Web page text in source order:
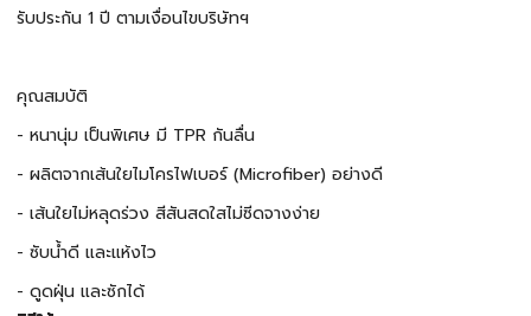
รับประกัน 1 ปี ตามเงื่อนไขบริษัทฯ
คุณสมบัติ
- หนานุ่ม เป็นพิเศษ มี TPR กันลื่น
- ผลิตจากเส้นใยไมโครไฟเบอร์ (Microfiber) อย่างดี
- เส้นใยไม่หลุดร่วง สีสันสดใสไม่ซีดจางง่าย
- ซับน้ำดี และแห้งไว
- ดูดฝุ่น และซักได้